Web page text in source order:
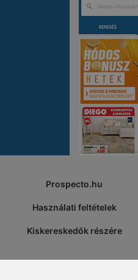
Prospecto.hu
Használati feltételek
Kiskereskedők részére